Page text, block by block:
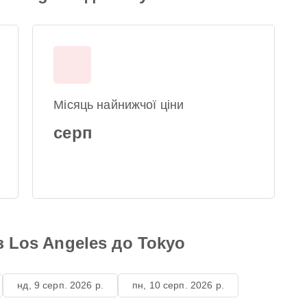
Місяць найнижчої ціни
серп
Los Angeles до Tokyo
нд, 9 серп. 2026 р. пн, 10 серп. 2026 р.